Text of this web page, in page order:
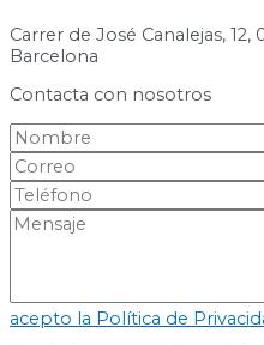
Carrer de José Canalejas,
Barcelona
Contacta con nosotros
acepto la Política de